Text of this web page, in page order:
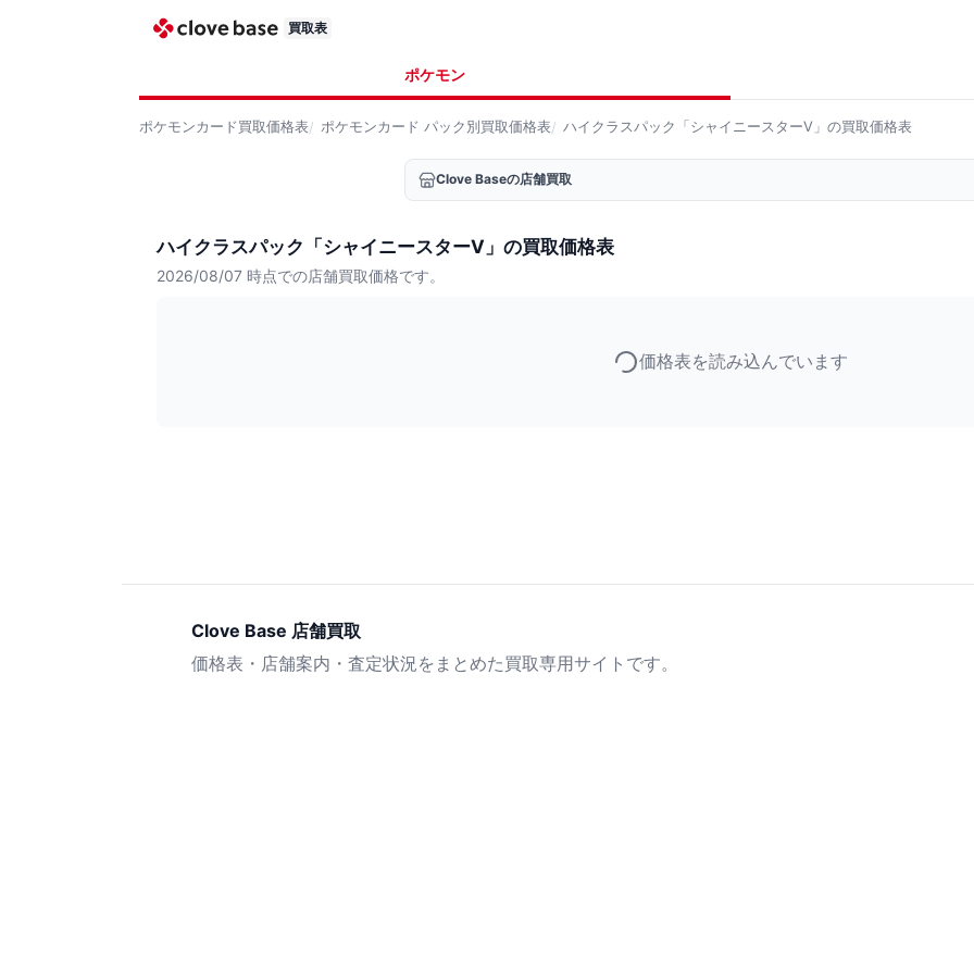
買取表
ポケモン
ポケモンカード買取価格表 ポケモンカード パック別買取価格表 ハイクラスパック「シャイニースターV」の買取価格表
Clove Baseの店舗買取
ハイクラスパック「シャイニースターV」の買取価格表
2026/08/07 時点での店舗買取価格です。
価格表を読み込んでいます
Clove Base 店舗買取
価格表・店舗案内・査定状況をまとめた買取専用サイトです。